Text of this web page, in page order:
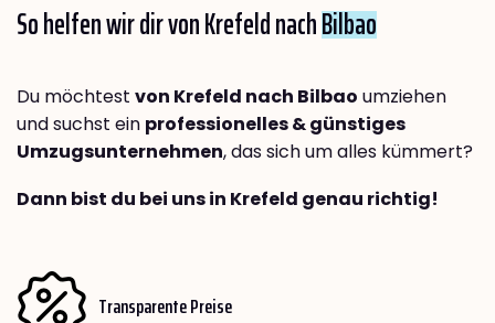
So helfen wir dir von Krefeld nachBilbao
Du möchtest von Krefeld nach Bilbao umziehen
und suchst ein professionelles & günstiges
Umzugsunternehmen, das sich um alles kümmert?
Dann bist du bei uns in Krefeld genau richtig!
Transparente Preise